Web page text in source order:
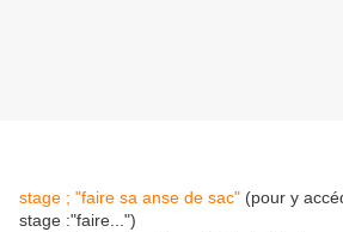
stage ; "faire sa anse de sac" (pour y
stage :"faire...")